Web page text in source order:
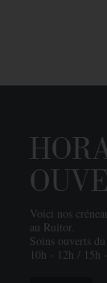
Voici nos
au Ruitor.
Soins ouverts
10h - 12h / 15h